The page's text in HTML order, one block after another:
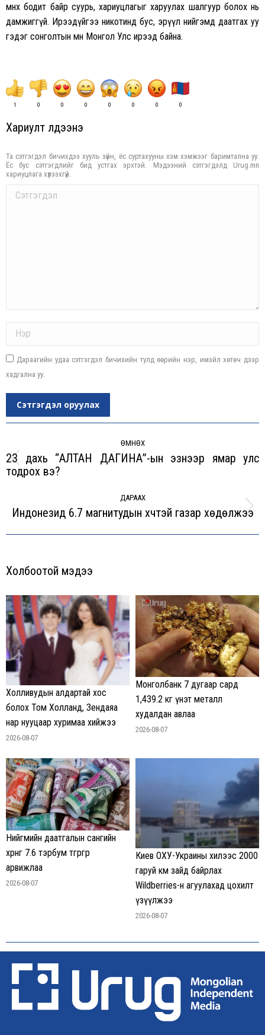
өмнөх бодит байр суурь, хариуцлагыг харуулах шалгуур болох нь
дамжиггүй. Ирээдүйгээ никотинд бус, эрүүл нийгэмд даатгах уу
гэдэг сонголтын өмнө Монгол Улс ирээд байна.
1 0 0 0 0 0 0 0
Хариулт үлдээнэ үү
Та сэтгэгдэл бичихдээ хууль зүйн, ёс суртахууны хэм хэмжээг баримтална уу.
Ёс бус сэтгэгдлийг бид устгах эрхтэй. Мэдээний сэтгэгдэлд Urug.mn
хариуцлага хүлээхгүй.
Comment
Дараагийн удаа сэтгэгдэл бичихийн тулд өөрийн нэр, имэйл хөтөч дээр
хадгална уу.
Сэтгэгдэл оруулах
navigation
ӨМНӨХ
Previous
23 дахь “АЛТАН ДАГИНА”-ын эзнээр ямар улс
тодрох вэ?
ДАРААХ
Next
Индонезид 6.7 магнитудын хүчтэй газар хөдөлжээ
Холбоотой мэдээ
Холливудын алдартай хос
болох Том Холланд, Зендаяа
нар нууцаар хуримаа хийжээ
2026-08-07
Монголбанк 7 дугаар сард
1,439.2 кг үнэт металл
худалдан авлаа
2026-08-07
Нийгмийн даатгалын сангийн
хөрөнгө 7.6 тэрбум төгрөгөөр
арвижлаа
2026-08-07
Киев ОХУ-Украины хилээс 2000
гаруй км зайд байрлах
Wildberries-н агуулахад цохилт
үзүүлжээ
2026-08-07